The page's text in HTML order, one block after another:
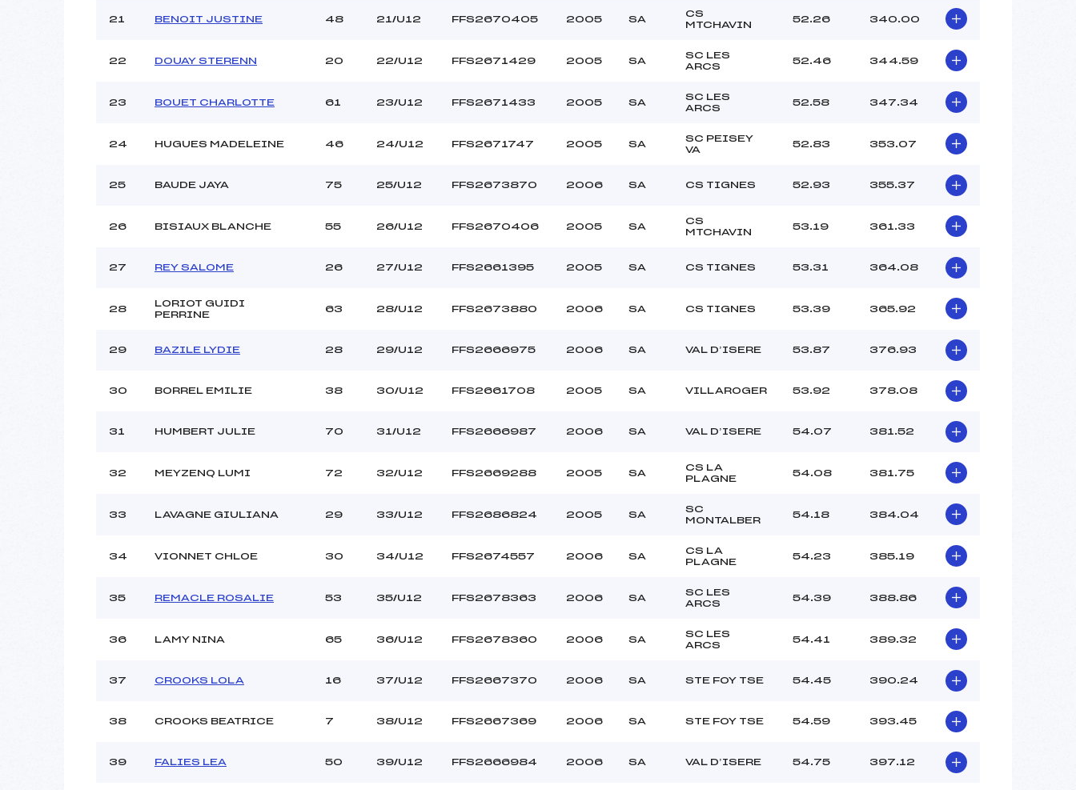
21 BENOIT JUSTINE 48 21/U12 FFS2670405 2005 SA
CS
MTCHAVIN
52.26 340.00
22 DOUAY STERENN 20 22/U12 FFS2671429 2005 SA
SC LES
ARCS
52.46 344.59
23 BOUET CHARLOTTE 61 23/U12 FFS2671433 2005 SA
SC LES
ARCS
52.58 347.34
24 HUGUES MADELEINE 46 24/U12 FFS2671747 2005 SA
SC PEISEY
VA
52.83 353.07
25 BAUDE JAYA 75 25/U12 FFS2673870 2006 SA CS TIGNES 52.93 355.37
26 BISIAUX BLANCHE 55 26/U12 FFS2670406 2005 SA
CS
MTCHAVIN
53.19 361.33
27 REY SALOME 26 27/U12 FFS2661395 2005 SA CS TIGNES 53.31 364.08
28
LORIOT GUIDI
PERRINE
63 28/U12 FFS2673880 2006 SA CS TIGNES 53.39 365.92
29 BAZILE LYDIE 28 29/U12 FFS2666975 2006 SA VAL D’ISERE 53.87 376.93
30 BORREL EMILIE 38 30/U12 FFS2661708 2005 SA VILLAROGER 53.92 378.08
31 HUMBERT JULIE 70 31/U12 FFS2666987 2006 SA VAL D’ISERE 54.07 381.52
32 MEYZENQ LUMI 72 32/U12 FFS2669288 2005 SA
CS LA
PLAGNE
54.08 381.75
33 LAVAGNE GIULIANA 29 33/U12 FFS2686824 2005 SA
SC
MONTALBER
54.18 384.04
34 VIONNET CHLOE 30 34/U12 FFS2674557 2006 SA
CS LA
PLAGNE
54.23 385.19
35 REMACLE ROSALIE 53 35/U12 FFS2678363 2006 SA
SC LES
ARCS
54.39 388.86
36 LAMY NINA 65 36/U12 FFS2678360 2006 SA
SC LES
ARCS
54.41 389.32
37 CROOKS LOLA 16 37/U12 FFS2667370 2006 SA STE FOY TSE 54.45 390.24
38 CROOKS BEATRICE 7 38/U12 FFS2667369 2006 SA STE FOY TSE 54.59 393.45
39 FALIES LEA 50 39/U12 FFS2666984 2006 SA VAL D’ISERE 54.75 397.12